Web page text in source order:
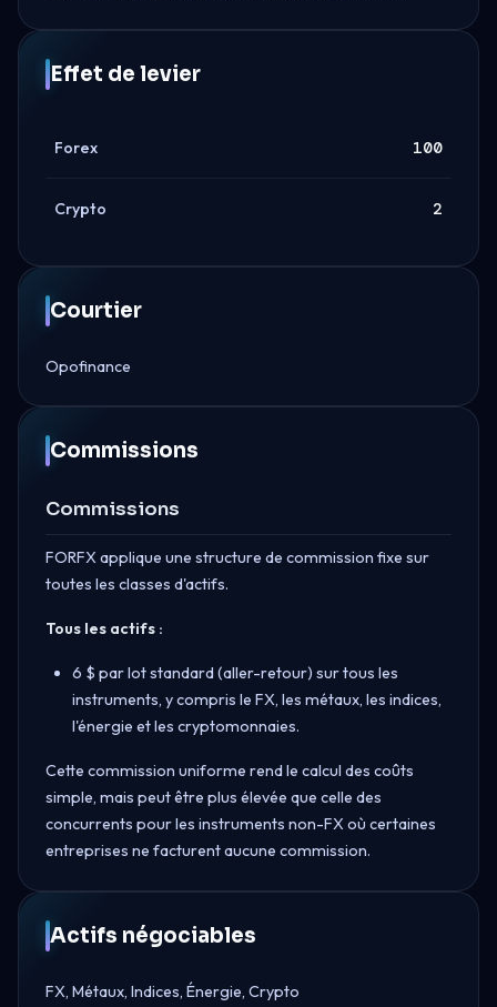
Effet de levier
Forex 100
Crypto 2
Courtier
Opofinance
Commissions
Commissions
FORFX applique une structure de commission fixe sur
toutes les classes d'actifs.
Tous les actifs :
6 $ par lot standard (aller-retour) sur tous les
instruments, y compris le FX, les métaux, les indices,
l'énergie et les cryptomonnaies.
Cette commission uniforme rend le calcul des coûts
simple, mais peut être plus élevée que celle des
concurrents pour les instruments non-FX où certaines
entreprises ne facturent aucune commission.
Actifs négociables
FX, Métaux, Indices, Énergie, Crypto